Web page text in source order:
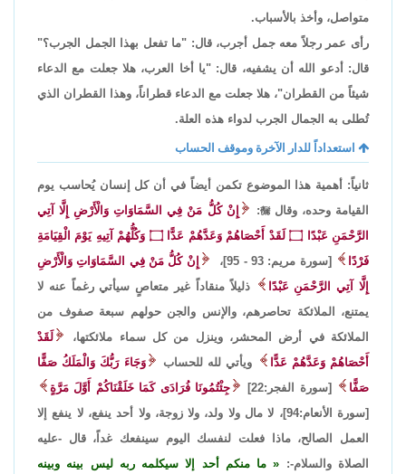
متواصل، وأخذ بالأسباب.
رأى عمر رجلاً معه جمل أجرب، قال: "ما تفعل بهذا الجمل الجرب؟"
قال: أدعو الله أن يشفيه، قال: "يا أخا العرب، هلا جعلت مع الدعاء
شيئاً من القطران"، هلا جعلت مع الدعاء قطراناً، وهذا القطران الذي
تُطلى به الجمال الجرب لدواء هذه العلة.
استعداداً للدار الآخرة وموقف الحساب
ثانياً: أهمية هذا الموضوع تكمن أيضاً في أن كل إنسان يُحاسب يوم
القيامة وحده، وقال
:
إِنْ كُلُّ مَنْ فِي السَّمَاوَاتِ وَالْأَرْضِ إِلَّا آتِي
الرَّحْمَنِ عَبْدًا ۝ لَقَدْ أَحْصَاهُمْ وَعَدَّهُمْ عَدًّا ۝ وَكُلُّهُمْ آتِيهِ يَوْمَ الْقِيَامَةِ
فَرْدًا
[سورة مريم: 93 - 95]،
إِنْ كُلُّ مَنْ فِي السَّمَاوَاتِ وَالْأَرْضِ
إِلَّا آتِي الرَّحْمَنِ عَبْدًا
ذليلاً منقاداً غير متعاصٍ سيأتي رغماً عنه لا
يمتنع، الملائكة تحاصرهم، والإنس والجن حولهم سبعة صفوف من
الملائكة في أرض المحشر، وينزل من كل سماء ملائكتها،
لَقَدْ
أَحْصَاهُمْ وَعَدَّهُمْ عَدًّا
ويأتي لله للحساب
وَجَاءَ رَبُّكَ وَالْمَلَكُ صَفًّا
صَفًّا
[سورة الفجر:22]
جِئْتُمُونَا فُرَادَى كَمَا خَلَقْنَاكُمْ أَوَّلَ مَرَّةٍ
[سورة الأنعام:94]، لا مال ولا ولد، ولا زوجة، ولا أحد ينفع، لا ينفع إلا
العمل الصالح، ماذا فعلت لنفسك اليوم سينفعك غداً، قال -عليه
الصلاة والسلام-:
ما منكم أحد إلا سيكلمه ربه ليس بينه وبينه